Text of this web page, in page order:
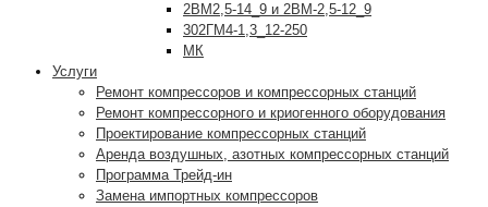
2ВМ2,5-14_9 и 2ВМ-2,5-12_9
302ГМ4-1,3_12-250
МК
Услуги
Ремонт компрессоров и компрессорных станций
Ремонт компрессорного и криогенного оборудования
Проектирование компрессорных станций
Аренда воздушных, азотных компрессорных станций
Программа Трейд-ин
Замена импортных компрессоров